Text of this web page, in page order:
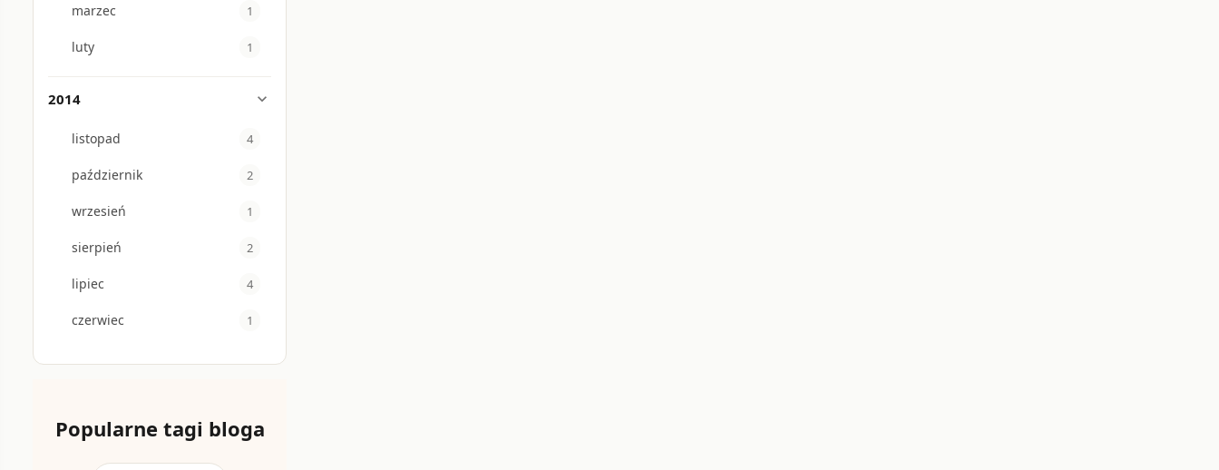
marzec 1
luty 1
2014 expand_more
listopad 4
październik 2
wrzesień 1
sierpień 2
lipiec 4
czerwiec 1
Popularne tagi bloga